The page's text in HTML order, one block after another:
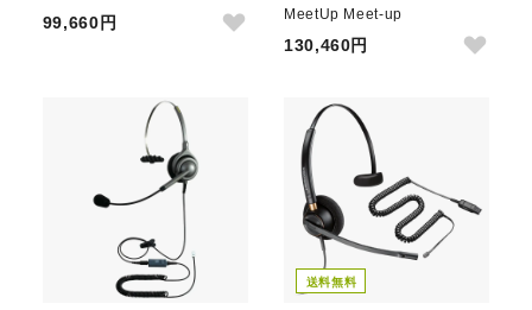
99,660円
MeetUp Meet-up
130,460円
送料無料